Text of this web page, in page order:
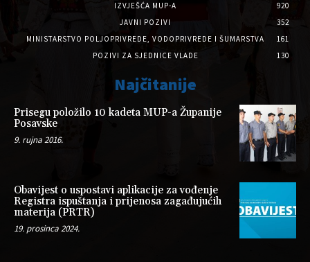
IZVJEŠĆA MUP-A
920
JAVNI POZIVI
352
MINISTARSTVO POLJOPRIVREDE, VODOPRIVREDE I ŠUMARSTVA
161
POZIVI ZA SJEDNICE VLADE
130
Najčitanije
Prisegu položilo 10 kadeta MUP-a Županije
Posavske
9. rujna 2016.
Obavijest o uspostavi aplikacije za vođenje
Registra ispuštanja i prijenosa zagađujućih
materija (PRTR)
19. prosinca 2024.